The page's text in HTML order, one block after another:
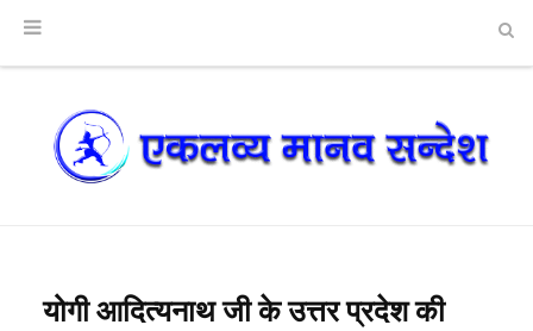
योगी आदित्यनाथ जी के उत्तर प्रदेश की